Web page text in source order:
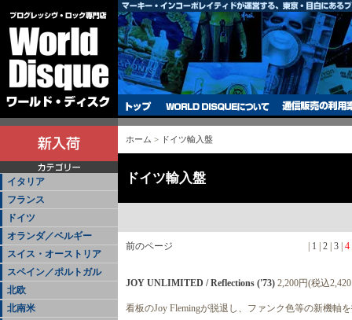
イタリア
フランス
ドイツ
オランダ／ベルギー
スイス・オーストリア
スペイン／ポルトガル
北欧
北南米
ホーム > ドイツ輸入盤
ドイツ輸入盤
前のページ 1 |2 |3 |4
JOY UNLIMITED / Reflections ('73) 2,200円(税込
看板のJoy Flemingが脱退し、ファンク色等の新機軸